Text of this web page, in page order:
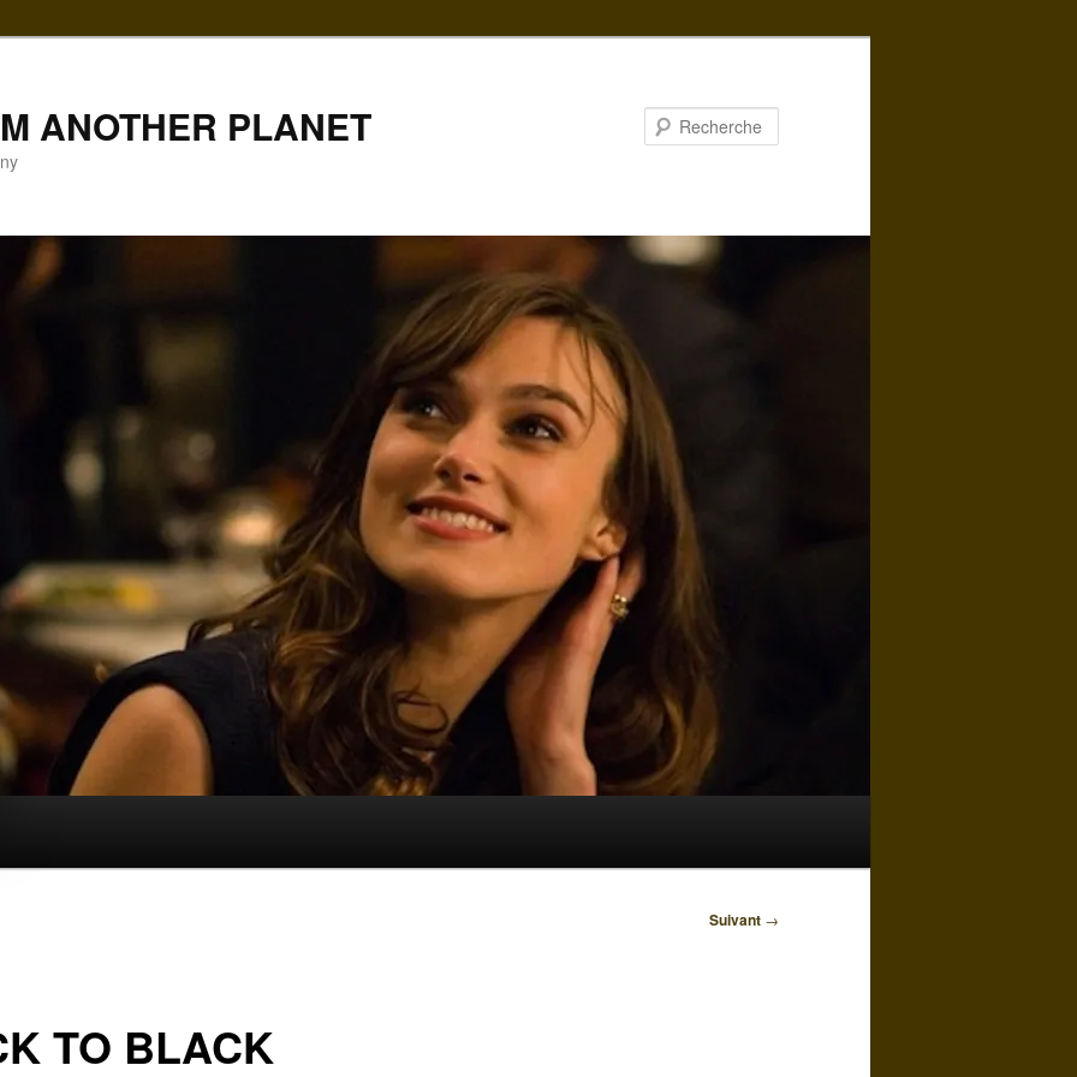
ANOTHER PLANET
Suivant →
TO BLACK